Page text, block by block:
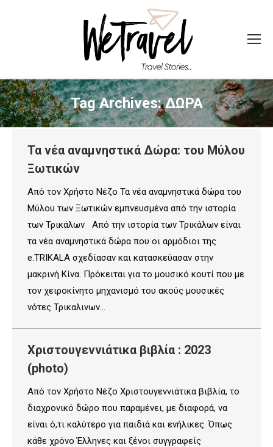
Tag Archives:ΔΩΡΑ
Τα νέα αναμνηστικά Δώρα: του Μύλου
Ξωτικών
Από τον Χρήστο Νέζο Τα νέα αναμνηστικά δώρα του
Μύλου των Ξωτικών εμπνευσμένα από την ιστορία
των Τρικάλων Από την ιστορία των Τρικάλων είναι
τα νέα αναμνηστικά δώρα που οι αρμόδιοι της
e.TRIKALA σχεδίασαν και κατασκεύασαν στην
μακρινή Κίνα. Πρόκειται για το μουσικό κουτί που με
τον χειροκίνητο μηχανισμό του ακούς μουσικές
νότες Τρικαλινων…
Χριστουγεννιάτικα βιβλία : 2023
(photo)
Από τον Χρήστο Νέζο Χριστουγεννιάτικα βιβλία, το
διαχρονικό δώρο που παραμένει, με διαφορά, να
είναι ό,τι καλύτερο για παιδιά και ενήλικες. Όπως
κάθε χρόνο Έλληνες και ξένοι συγγραφείς